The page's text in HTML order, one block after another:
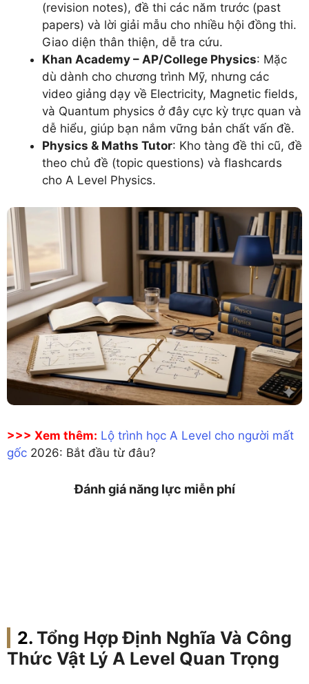
(revision notes), đề thi các năm trước (past
papers) và lời giải mẫu cho nhiều hội đồng thi.
Giao diện thân thiện, dễ tra cứu.
Khan Academy – AP/College Physics: Mặc
dù dành cho chương trình Mỹ, nhưng các
video giảng dạy về Electricity, Magnetic fields,
và Quantum physics ở đây cực kỳ trực quan và
dễ hiểu, giúp bạn nắm vững bản chất vấn đề.
Physics & Maths Tutor: Kho tàng đề thi cũ, đề
theo chủ đề (topic questions) và flashcards
cho A Level Physics.
>>> Xem thêm: Lộ trình học A Level cho người mất
gốc 2026: Bắt đầu từ đâu?
Đánh giá năng lực miễn phí
Tổng Hợp Định Nghĩa Và Công
Thức Vật Lý A Level Quan Trọng